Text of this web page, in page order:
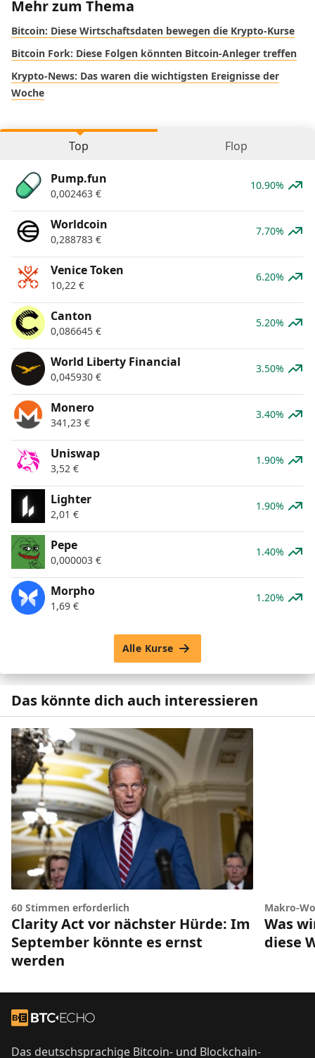
Mehr zum Thema
Bitcoin: Diese Wirtschaftsdaten bewegen die Krypto-Kurse
Bitcoin Fork: Diese Folgen könnten Bitcoin-Anleger treffen
Krypto-News: Das waren die wichtigsten Ereignisse der
Woche
Top Flop
Pump.fun
0,002463 €
10.90%
Worldcoin
0,288783 €
7.70%
Venice Token
10,22 €
6.20%
Canton
0,086645 €
5.20%
World Liberty Financial
0,045930 €
3.50%
Monero
341,23 €
3.40%
Uniswap
3,52 €
1.90%
Lighter
2,01 €
1.90%
Pepe
0,000003 €
1.40%
Morpho
1,69 €
1.20%
Alle Kurse
Das könnte dich auch interessieren
60 Stimmen erforderlich
Clarity Act vor nächster Hürde: Im
September könnte es ernst
werden
Makro-
Was
diese
Zur Startseite
Das deutschsprachige Bitcoin- und Blockchain-